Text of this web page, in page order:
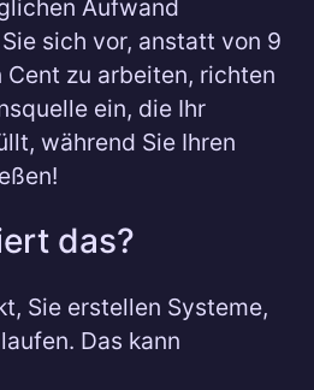
Aufwand
sich vor, anstatt von 9
Cent zu arbeiten, richten
ein, die Ihr
während Sie Ihren
das?
Sie erstellen Systeme,
Das kann